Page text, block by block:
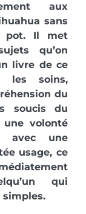
aux
sans
pot. Il met
qu’on
livre de ce
les soins,
du
soucis du
volonté
avec une
usage, ce
qui
simples.